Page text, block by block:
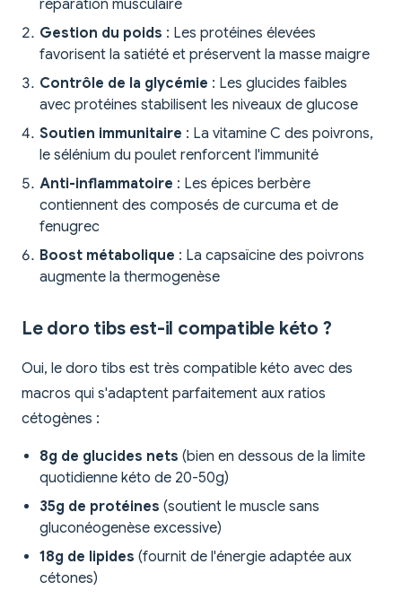
réparation musculaire
Gestion du poids : Les protéines élevées
favorisent la satiété et préservent la masse maigre
Contrôle de la glycémie : Les glucides faibles
avec protéines stabilisent les niveaux de glucose
Soutien immunitaire : La vitamine C des poivrons,
le sélénium du poulet renforcent l'immunité
Anti-inflammatoire : Les épices berbère
contiennent des composés de curcuma et de
fenugrec
Boost métabolique : La capsaïcine des poivrons
augmente la thermogenèse
Le doro tibs est-il compatible kéto ?
Oui, le doro tibs est très compatible kéto avec des
macros qui s'adaptent parfaitement aux ratios
cétogènes :
8g de glucides nets (bien en dessous de la limite
quotidienne kéto de 20-50g)
35g de protéines (soutient le muscle sans
gluconéogenèse excessive)
18g de lipides (fournit de l'énergie adaptée aux
cétones)